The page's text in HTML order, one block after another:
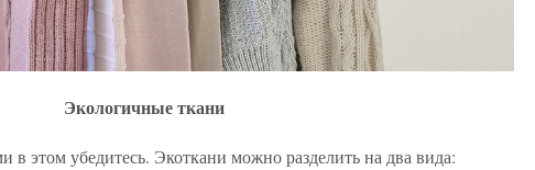
Экологичные ткани
в этом убедитесь. Экоткани можно разделить на два вида: